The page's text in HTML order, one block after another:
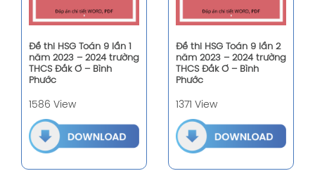
Đề thi HSG Toán 9 lần 1
năm 2023 – 2024 trường
THCS Đắk Ơ – Bình
Phước
1586 View
Đề thi HSG Toán 9 lần 2
năm 2023 – 2024 trường
THCS Đắk Ơ – Bình
Phước
1371 View